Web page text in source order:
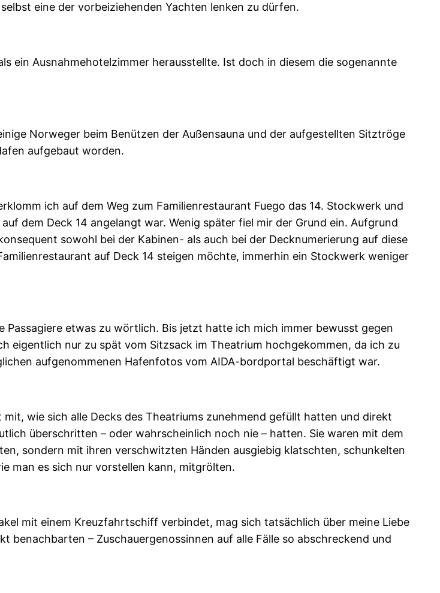
eine der vorbeiziehenden Yachten lenken zu dürfen.
ein Ausnahmehotelzimmer herausstellte. Ist doch in diesem die sogenannte
Norweger beim Benützen der Außensauna und der aufgestellten Sitztröge
aufgebaut worden.
ich auf dem Weg zum Familienrestaurant Fuego das 14. Stockwerk und
dem Deck 14 angelangt war. Wenig später fiel mir der Grund ein. Aufgrund
sowohl bei der Kabinen- als auch bei der Decknumerierung auf diese
auf Deck 14 steigen möchte, immerhin ein Stockwerk weniger
Passagiere etwas zu wörtlich. Bis jetzt hatte ich mich immer bewusst gegen
eigentlich nur zu spät vom Sitzsack im Theatrium hochgekommen, da ich zu
aufgenommenen Hafenfotos vom AIDA-bordportal beschäftigt war.
wie sich alle Decks des Theatriums zunehmend gefüllt hatten und direkt
überschritten – oder wahrscheinlich noch nie – hatten. Sie waren mit dem
sondern mit ihren verschwitzten Händen ausgiebig klatschten, schunkelten
man es sich nur vorstellen kann, mitgrölten.
mit einem Kreuzfahrtschiff verbindet, mag sich tatsächlich über meine Liebe
– Zuschauergenossinnen auf alle Fälle so abschreckend und